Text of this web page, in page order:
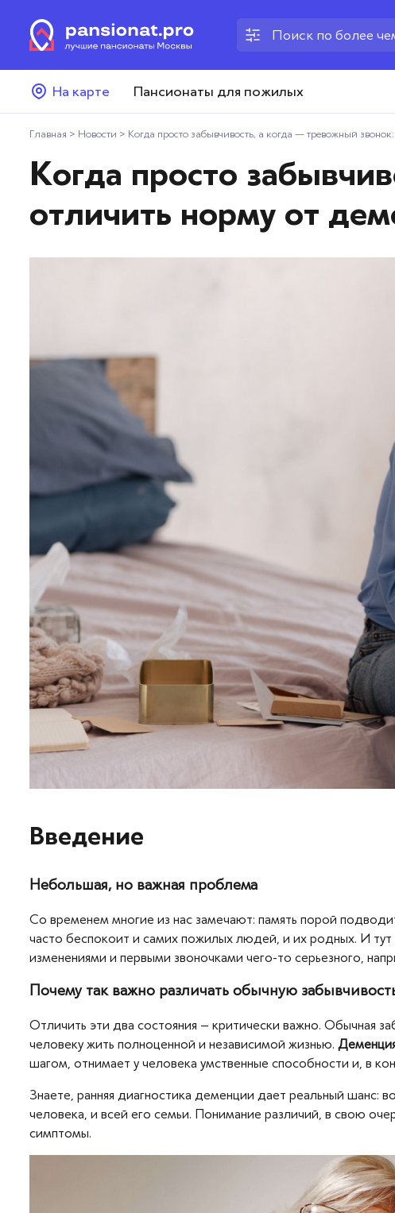
На карте Пансионаты для пожилых
Пансионаты для пожилых
Дома престарелых
Вопросы — ответы
Новости
Контакты
Главная > Новости > Когда просто забывчивость, а когда — тревожный
Когда просто
отличить норму от
Введение
Небольшая, но важная проблема
Со временем многие из нас замечают: память порой
часто беспокоит и самих пожилых людей, и их родных. И тут
изменениями и первыми звоночками чего-то серьезного,
Почему так важно различать обычную
Отличить эти два состояния – критически важно. Обычная
человеку жить полноценной и независимой жизнью.
шагом, отнимает у человека умственные способности и, в
Знаете, ранняя диагностика деменции дает реальный шанс:
человека, и всей его семьи. Понимание различий, в свою
симптомы.